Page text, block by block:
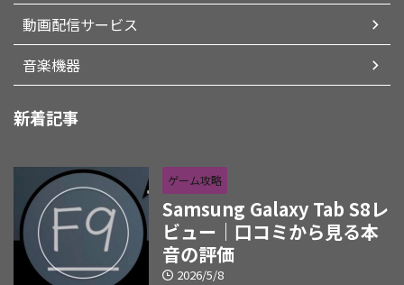
動画配信サービス
音楽機器
新着記事
ゲーム攻略
Samsung Galaxy Tab S8レ
ビュー｜口コミから見る本
音の評価
2026/5/8